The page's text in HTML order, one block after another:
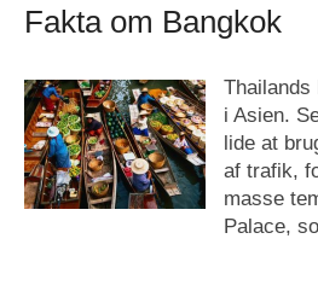
Fakta om Bangkok
Thailands
i Asien.
lide at
af trafik,
masse
Palace,